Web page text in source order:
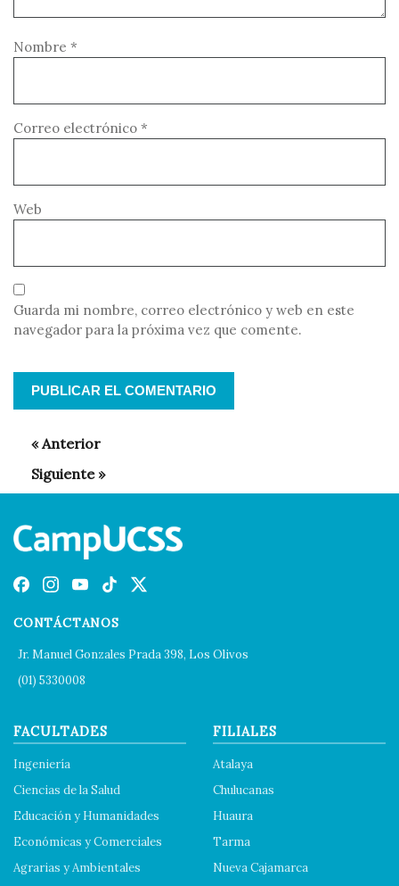
Nombre *
Correo electrónico *
Web
Guarda mi nombre, correo electrónico y web en este
navegador para la próxima vez que comente.
CONTÁCTANOS
Jr. Manuel Gonzales Prada 398, Los Olivos
(01) 5330008
FACULTADES
Ingeniería
Ciencias de la Salud
Educación y Humanidades
Económicas y Comerciales
Agrarias y Ambientales
FILIALES
Atalaya
Chulucanas
Huaura
Tarma
Nueva Cajamarca